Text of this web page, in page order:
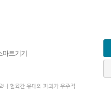
트기기
나 혈육간 유대의 파괴가 우주적